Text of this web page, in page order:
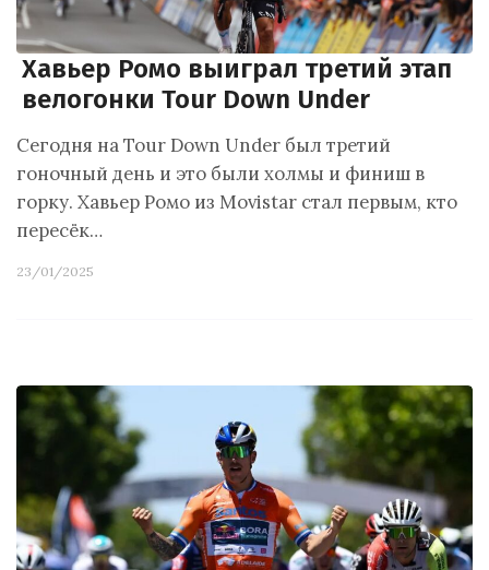
Хавьер Ромо выиграл третий этап
велогонки Tour Down Under
Сегодня на Tour Down Under был третий
гоночный день и это были холмы и финиш в
горку. Хавьер Ромо из Movistar стал первым, кто
пересёк…
23/01/2025